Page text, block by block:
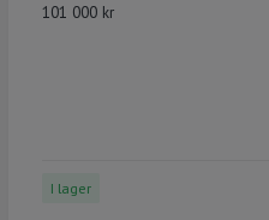
101 000 kr
I lager